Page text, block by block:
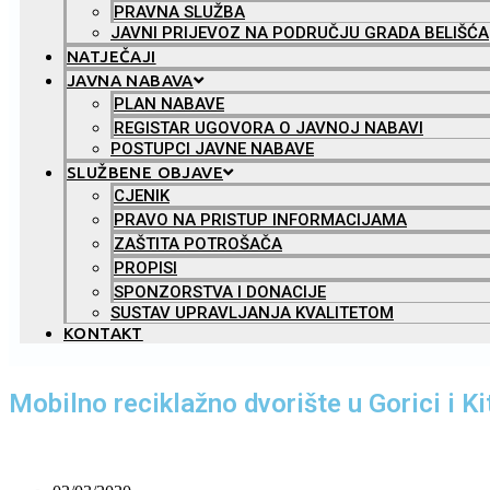
PRAVNA SLUŽBA
JAVNI PRIJEVOZ NA PODRUČJU GRADA BELIŠĆA
NATJEČAJI
JAVNA NABAVA
PLAN NABAVE
REGISTAR UGOVORA O JAVNOJ NABAVI
POSTUPCI JAVNE NABAVE
SLUŽBENE OBJAVE
CJENIK
PRAVO NA PRISTUP INFORMACIJAMA
ZAŠTITA POTROŠAČA
PROPISI
SPONZORSTVA I DONACIJE
SUSTAV UPRAVLJANJA KVALITETOM
KONTAKT
Mobilno reciklažno dvorište u Gorici i